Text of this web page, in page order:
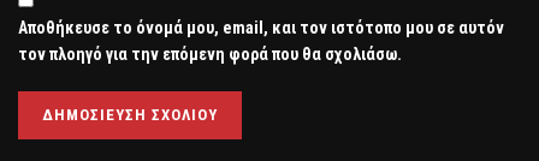
Αποθήκευσε το όνομά μου, email, και τον ιστότοπο μου σε αυτόν
τον πλοηγό για την επόμενη φορά που θα σχολιάσω.